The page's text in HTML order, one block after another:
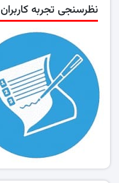
نظرسنجی تجربه کاربران